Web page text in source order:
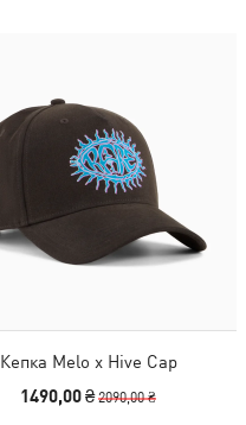
Кепка Melo x Hive Cap
1490,00 ₴2090,00 ₴